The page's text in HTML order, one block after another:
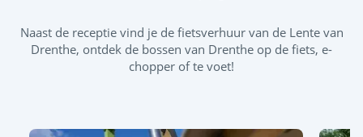
Naast de receptie vind je de fietsverhuur van de Lente van
Drenthe, ontdek de bossen van Drenthe op de fiets, e-
chopper of te voet!